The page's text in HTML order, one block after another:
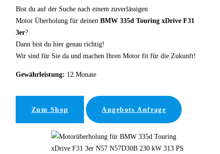
Bist du auf der Suche nach einem zuverlässigen
Motor Überholung für deinen BMW 335d Touring xDrive F31
3er?
Dann bist du hier genau richtig!
Wir sind für Sie da und machen Ihren Motor fit für die Zukunft!
Gewährleistung: 12 Monate
Zum Shop Angebots Anfrage